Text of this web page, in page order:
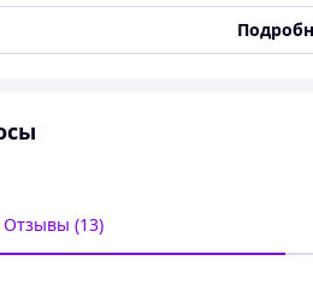
Разные цвета
Отзывы (13)